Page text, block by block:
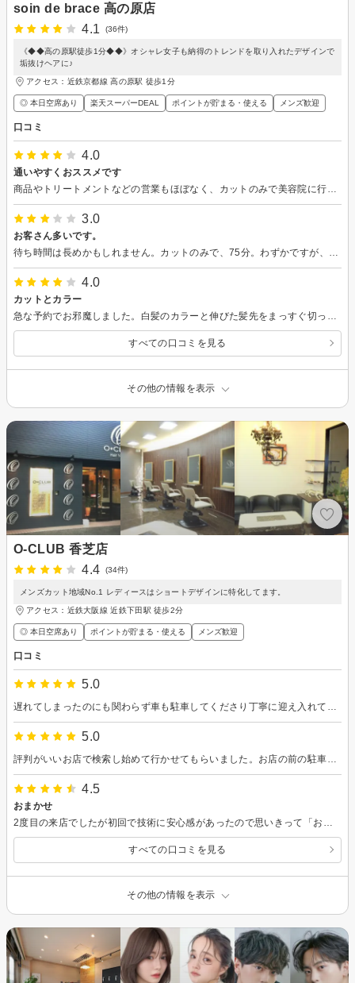
soin de brace 高の原店
4.1
(36件)
《◆◆高の原駅徒歩1分◆◆》オシャレ女子も納得のトレンドを取り入れたデザインで
垢抜けヘアに♪
アクセス：近鉄京都線 高の原駅 徒歩1分
◎ 本日空席あり 楽天スーパーDEAL ポイントが貯まる・使える メンズ歓迎
口コミ
4.0
通いやすくおススメです
3.0
お客さん多いです。
4.0
カットとカラー
すべての口コミを見る
その他の情報を表示
O-CLUB 香芝店
4.4
(34件)
メンズカット地域No.1 レディースはショートデザインに特化してます。
アクセス：近鉄大阪線 近鉄下田駅 徒歩2分
◎ 本日空席あり ポイントが貯まる・使える メンズ歓迎
口コミ
5.0
5.0
4.5
おまかせ
すべての口コミを見る
その他の情報を表示